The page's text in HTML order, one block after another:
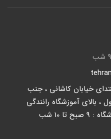
خیابان کاشانی ، جنب
، پلاک ۳۸ ، طبقه اول ، بالای آموزشگاه رانندگی